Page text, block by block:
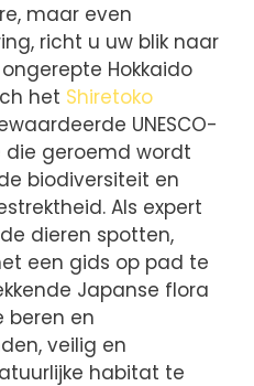
maar even
richt u uw blik naar
Hokkaido
het Shiretoko
UNESCO-
geroemd wordt
biodiversiteit en
Als expert
dieren spotten,
een gids op pad te
Japanse flora
beren en
veilig en
habitat te